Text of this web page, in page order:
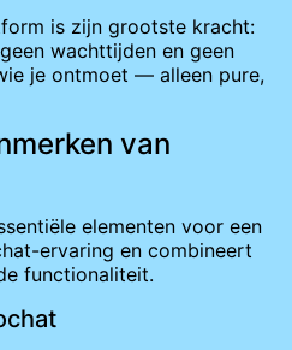
is zijn grootste kracht:
wachttijden en geen
je ontmoet — alleen pure,
van
elementen voor een
ervaring en combineert
functionaliteit.